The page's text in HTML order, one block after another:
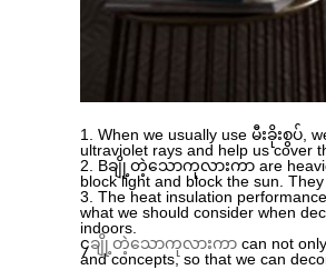
1. When we usually use မီးခိုးစွပ်,
ultraviolet rays and help us cover
2. Bချို့တဲ့သောကုလားကာ are heavier
block light and block the sun.
3. The heat insulation
what we should consider when
indoors.
၄ချို့တဲ့သောကုလားကာ can not
and concepts, so that we can